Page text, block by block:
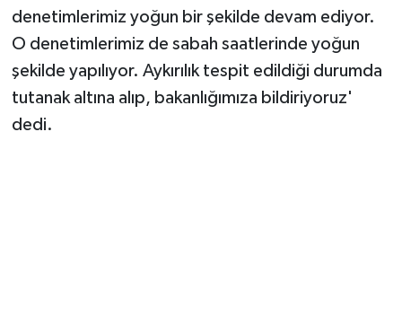
denetimlerimiz yoğun bir şekilde devam ediyor.
O denetimlerimiz de sabah saatlerinde yoğun
şekilde yapılıyor. Aykırılık tespit edildiği durumda
tutanak altına alıp, bakanlığımıza bildiriyoruz'
dedi.